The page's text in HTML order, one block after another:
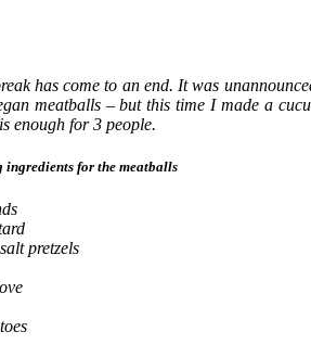
has come to an end. It was
meatballs – but this time I made a
enough for 3 people.
ingredients for the meatballs
pretzels